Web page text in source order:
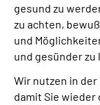
gesund zu
zu achten,
und
und gesünder zu
Wir nutzen in
damit Sie